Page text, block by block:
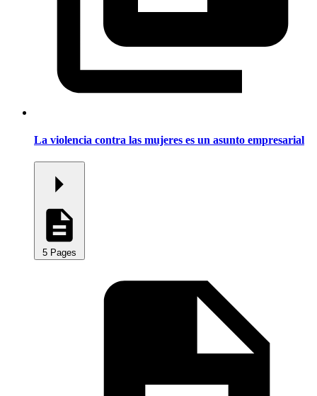
La violencia contra las mujeres es un asunto empresarial
5 Pages